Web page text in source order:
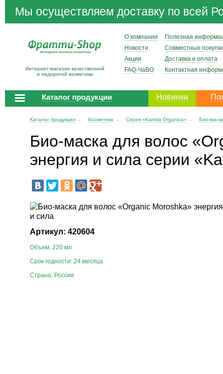
Мы осуществляем доставку по всей
Интернет-магазин качественной
и недорогой косметики
О компании
Новости
Акции
FAQ-ЧаВО
Полезная
Совместные
Доставка и оплата
Контактная
Каталог продукции Новинки
Каталог продукции → Косметика → Серия «Karelia Organica» → Био-
Био-маска для волос
энергия и сила серии
Артикул: 420604
Объем: 220 мл
Срок годности: 24 месяца
Страна: Россия